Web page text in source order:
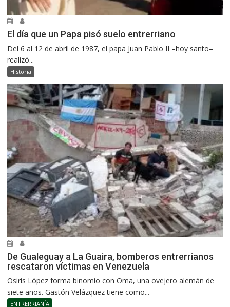
El día que un Papa pisó suelo entrerriano
Del 6 al 12 de abril de 1987, el papa Juan Pablo II –hoy santo–
realizó...
Historia
De Gualeguay a La Guaira, bomberos entrerrianos
rescataron víctimas en Venezuela
Osiris López forma binomio con Oma, una ovejero alemán de
siete años. Gastón Velázquez tiene como...
ENTRERRIANÍA